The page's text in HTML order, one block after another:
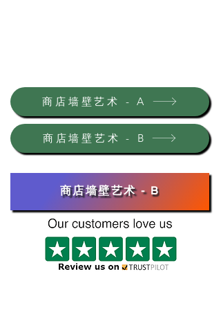
商店墙壁艺术 - A
商店墙壁艺术 - B
商店墙壁艺术 - B